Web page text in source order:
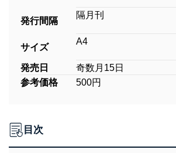
発行間隔
隔月刊
サイズ
A4
発売日
奇数月15日
参考価格
500円
目次